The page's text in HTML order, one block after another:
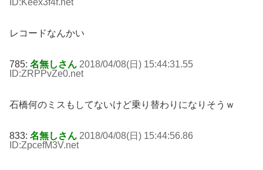
レコードなんかい
785: 名無しさん 2018/04/08(日) 15:44:31.55
ID:ZRPPvZe0.net
石橋何のミスもしてないけど乗り替わりになりそうｗ
833: 名無しさん 2018/04/08(日) 15:44:56.86
ID:ZpcefM3V.net